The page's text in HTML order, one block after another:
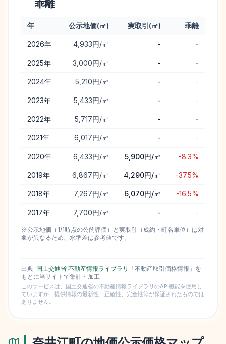
乖離
年 公示地価(㎡) 実取引(㎡) 乖離
2026年 4,933円/㎡ - -
2025年 3,000円/㎡ - -
2024年 5,210円/㎡ - -
2023年 5,433円/㎡ - -
2022年 5,717円/㎡ - -
2021年 6,017円/㎡ - -
2020年 6,433円/㎡ 5,900円/㎡ -8.3%
2019年 6,867円/㎡ 4,290円/㎡ -37.5%
2018年 7,267円/㎡ 6,070円/㎡ -16.5%
2017年 7,700円/㎡ - -
※公示地価（1/1時点の公的評価）と実取引（成約・町名単位）は対
象が異なるため、水準差は参考値です。
出典: 国土交通省 不動産情報ライブラリ
「不動産取引価格情報」を
もとに当サイトで集計・加工
このサービスは、国土交通省の不動産情報ライブラリのAPI機能を使用し
ていますが、提供情報の最新性、正確性、完全性等が保証されたものでは
ありません。